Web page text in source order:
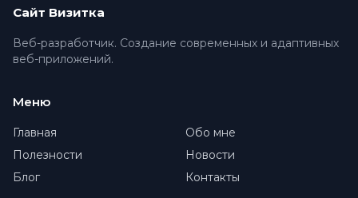
Сайт Визитка
Веб-разработчик. Создание современных и адаптивных
веб-приложений.
Меню
Главная
Обо мне
Полезности
Новости
Блог
Контакты